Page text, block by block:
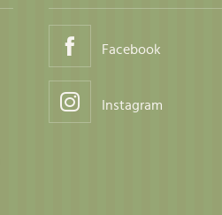
Facebook
Instagram